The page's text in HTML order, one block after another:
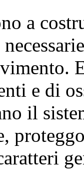
a
e di
il